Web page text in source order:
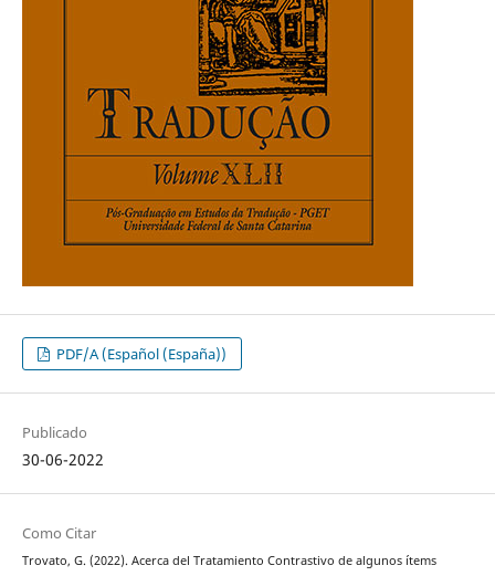
PDF/A (Español (España))
Publicado
30-06-2022
Como Citar
Trovato, G. (2022). Acerca del Tratamiento Contrastivo de algunos ítems